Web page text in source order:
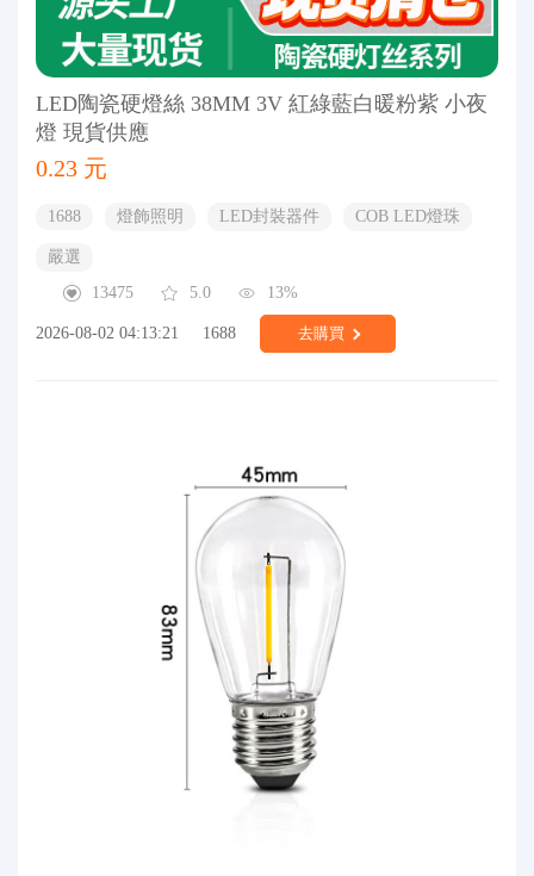
LED陶瓷硬燈絲 38MM 3V 紅綠藍白暖粉紫 小夜
燈 現貨供應
0.23 元
1688 燈飾照明 LED封裝器件 COB LED燈珠
嚴選
13475
5.0 13%
2026-08-02 04:13:21 1688 去購買